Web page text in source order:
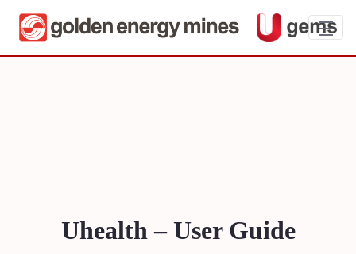
Uhealth - User Guide
Uhealth – User Guide